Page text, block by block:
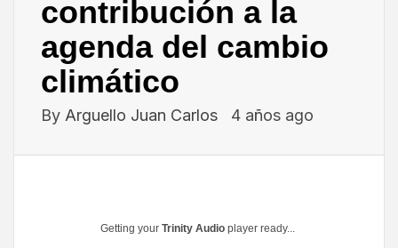
contribución a la
agenda del cambio
climático
By Arguello Juan Carlos 4 años ago
Getting your Trinity Audio player ready...